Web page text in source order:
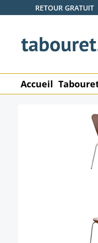
au contenu principal
Passer à la recherche
Passer à la navigation
RETOUR GRATUIT
Accueil